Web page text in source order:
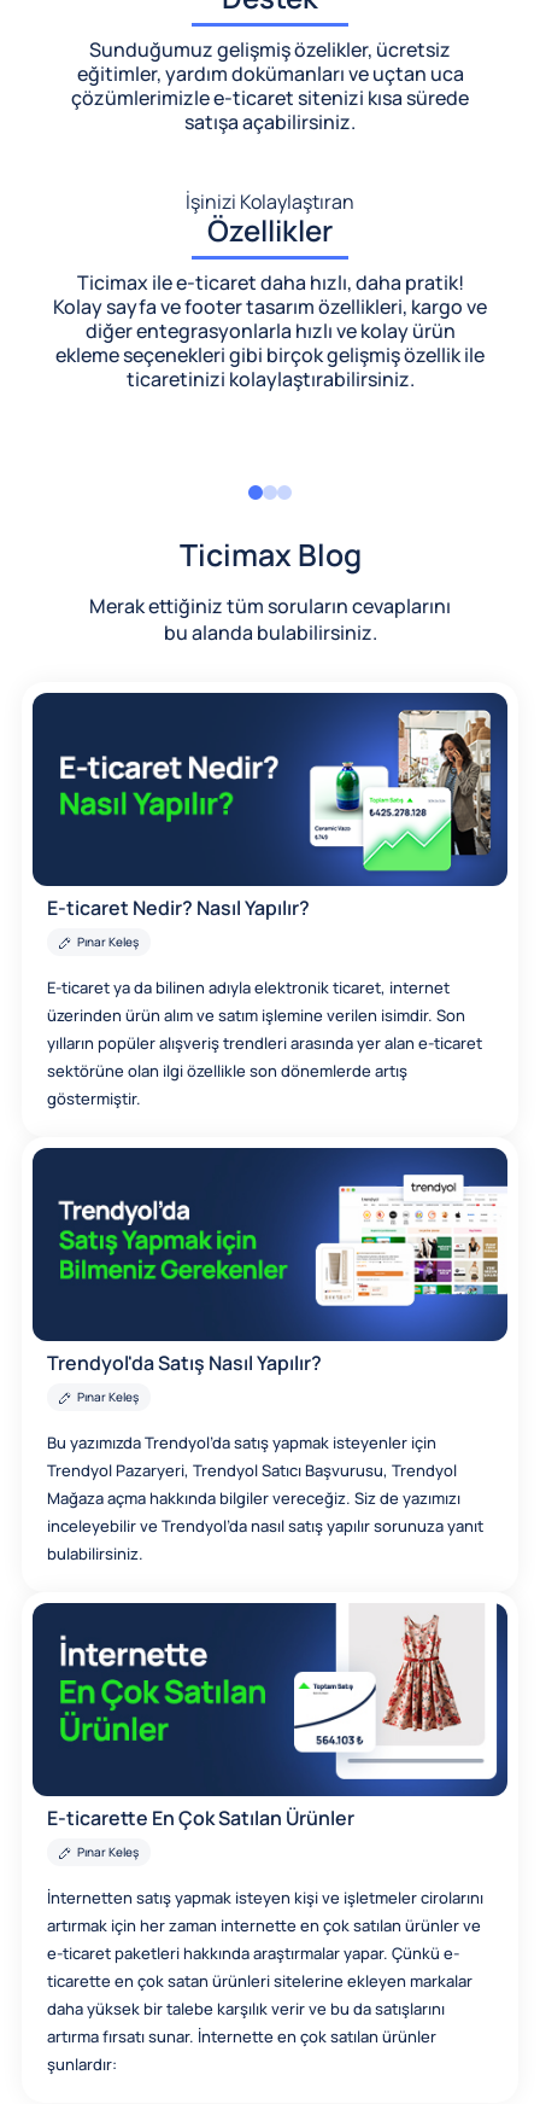
Sunduğumuz gelişmiş özelikler, ücretsiz
eğitimler, yardım dokümanları ve uçtan uca
çözümlerimizlee-ticaret sitenizi kısa sürede
satışa açabilirsiniz.
İşinizi Kolaylaştıran
Özellikler
Ticimax ile e-ticaret daha hızlı, daha pratik!
Kolay sayfa ve footer tasarım özellikleri, kargo ve
diğer entegrasyonlarla hızlı ve kolay ürün
ekleme seçenekleri gibi birçok gelişmiş özellik ile
ticaretinizi kolaylaştırabilirsiniz.
Ticimax Blog
Merak ettiğiniz tüm soruların cevaplarını
bu alanda bulabilirsiniz.
E-ticaret Nedir? Nasıl Yapılır?
Pınar Keleş
E-ticaret ya da bilinen adıyla elektronik ticaret, internet
üzerinden ürün alım ve satım işlemine verilen isimdir. Son
yılların popüler alışveriş trendleri arasında yer alan e-ticaret
sektörüne olan ilgi özellikle son dönemlerde artış
göstermiştir.
Trendyol'da Satış Nasıl Yapılır?
Pınar Keleş
Bu yazımızda Trendyol’da satış yapmak isteyenler için
Trendyol Pazaryeri, Trendyol Satıcı Başvurusu, Trendyol
Mağaza açma hakkında bilgiler vereceğiz. Siz de yazımızı
inceleyebilir ve Trendyol’da nasıl satış yapılır sorunuza yanıt
bulabilirsiniz.
E-ticarette En Çok Satılan Ürünler
Pınar Keleş
İnternetten satış yapmak isteyen kişi ve işletmeler cirolarını
artırmak için her zaman internette en çok satılan ürünler ve
e-ticaret paketleri hakkında araştırmalar yapar. Çünkü e-
ticarette en çok satan ürünleri sitelerine ekleyen markalar
daha yüksek bir talebe karşılık verir ve bu da satışlarını
artırma fırsatı sunar. İnternette en çok satılan ürünler
şunlardır: